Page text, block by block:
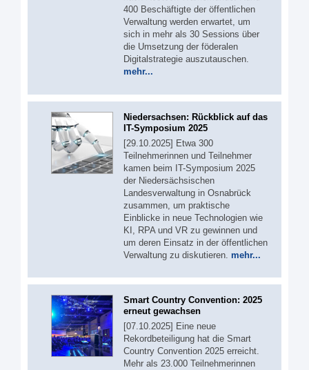
400 Beschäftigte der öffentlichen
Verwaltung werden erwartet, um
sich in mehr als 30 Sessions über
die Umsetzung der föderalen
Digitalstrategie auszutauschen.
mehr...
Niedersachsen: Rückblick auf das
IT-Symposium 2025
[29.10.2025] Etwa 300
Teilnehmerinnen und Teilnehmer
kamen beim IT-Symposium 2025
der Niedersächsischen
Landesverwaltung in Osnabrück
zusammen, um praktische
Einblicke in neue Technologien wie
KI, RPA und VR zu gewinnen und
um deren Einsatz in der öffentlichen
Verwaltung zu diskutieren. mehr...
Smart Country Convention: 2025
erneut gewachsen
[07.10.2025] Eine neue
Rekordbeteiligung hat die Smart
Country Convention 2025 erreicht.
Mehr als 23.000 Teilnehmerinnen